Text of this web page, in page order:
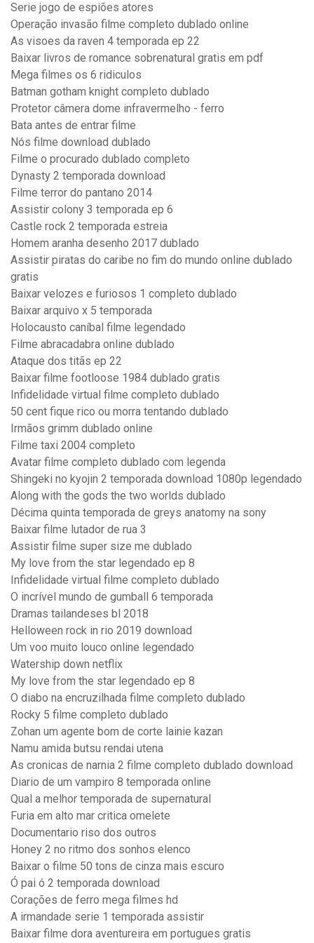
Serie jogo de espiões atores
Operação invasão filme completo dublado online
As visoes da raven 4 temporada ep 22
Baixar livros de romance sobrenatural gratis em pdf
Mega filmes os 6 ridiculos
Batman gotham knight completo dublado
Protetor câmera dome infravermelho - ferro
Bata antes de entrar filme
Nós filme download dublado
Filme o procurado dublado completo
Dynasty 2 temporada download
Filme terror do pantano 2014
Assistir colony 3 temporada ep 6
Castle rock 2 temporada estreia
Homem aranha desenho 2017 dublado
Assistir piratas do caribe no fim do mundo online dublado
gratis
Baixar velozes e furiosos 1 completo dublado
Baixar arquivo x 5 temporada
Holocausto caníbal filme legendado
Filme abracadabra online dublado
Ataque dos titãs ep 22
Baixar filme footloose 1984 dublado gratis
Infidelidade virtual filme completo dublado
50 cent fique rico ou morra tentando dublado
Irmãos grimm dublado online
Filme taxi 2004 completo
Avatar filme completo dublado com legenda
Shingeki no kyojin 2 temporada download 1080p legendado
Along with the gods the two worlds dublado
Décima quinta temporada de greys anatomy na sony
Baixar filme lutador de rua 3
Assistir filme super size me dublado
My love from the star legendado ep 8
Infidelidade virtual filme completo dublado
O incrível mundo de gumball 6 temporada
Dramas tailandeses bl 2018
Helloween rock in rio 2019 download
Um voo muito louco online legendado
Watership down netflix
My love from the star legendado ep 8
O diabo na encruzilhada filme completo dublado
Rocky 5 filme completo dublado
Zohan um agente bom de corte lainie kazan
Namu amida butsu rendai utena
As cronicas de narnia 2 filme completo dublado download
Diario de um vampiro 8 temporada online
Qual a melhor temporada de supernatural
Furia em alto mar critica omelete
Documentario riso dos outros
Honey 2 no ritmo dos sonhos elenco
Baixar o filme 50 tons de cinza mais escuro
Ó pai ó 2 temporada download
Corações de ferro mega filmes hd
A irmandade serie 1 temporada assistir
Baixar filme dora aventureira em portugues gratis